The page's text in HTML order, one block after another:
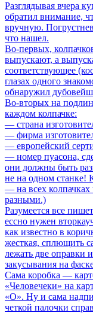
Разглядывая вчера
обратил внимание,
вручную.
что нашел.
Во-первых,
выпускают, а
соответствующее
глазах одного
обнаружил
Во-вторых на
каждом колпачке:
— страна
— фирма
— европейский
— номер пуасона,
они должны быть
не на одном станке!
— на всех
разными.)
Разумеется все
ессно нужен
как известно в
жесткая, сплющить
лежать две оправки
закусывания на
Сама коробка —
«Человечеки» на
«О». Ну и сама
четкой палочки